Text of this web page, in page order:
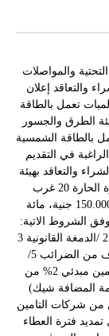
التحتية والمواصلات
والتعاقد إعلان
لمبات تعمل بالطاقة
الطرق والجسور
بالطاقة الشمسية
في التقديم
والتعاقد بهيئة
الطرق والجسور و مصارف المياه بمقرها بالثورة الحارة 20 غرب
محطة وقود النيل شارع الوادي بعد سداد مبلغ 150.000 جنية، مائة
الشروط الاتية:
1/ إرفاق شهادة التسجيل من المسجل التجاري 2 /الدمغة القانونية 3
/شهادة إبراء ذمة من الزكاة 4/ شهادة خلو طرف من الضرائب 5/
شهادة تسجيل على القيمة المضافة 6/ إرفاق تامين مبدئي 2% من
المضافة شيك)
شركات التامين
فترة العطاء